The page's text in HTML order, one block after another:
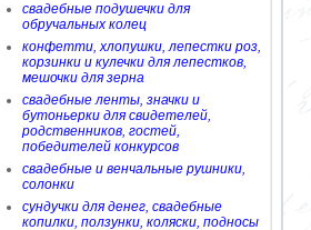
свадебные подушечки для
обручальных колец
конфетти, хлопушки, лепестки роз,
корзинки и кулечки для лепестков,
мешочки для зерна
свадебные ленты, значки и
бутоньерки для свидетелей,
родственников, гостей,
победителей конкурсов
свадебные и венчальные рушники,
солонки
сундучки для денег, свадебные
копилки, ползунки, коляски, подносы